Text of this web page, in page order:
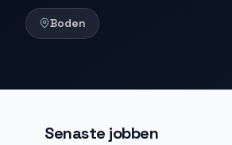
Boden
Senaste jobben